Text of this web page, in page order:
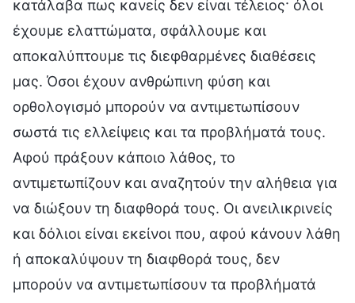
κατάλαβα πως κανείς δεν είναι τέλειος· όλοι
έχουμε ελαττώματα, σφάλλουμε και
αποκαλύπτουμε τις διεφθαρμένες διαθέσεις
μας. Όσοι έχουν ανθρώπινη φύση και
ορθολογισμό μπορούν να αντιμετωπίσουν
σωστά τις ελλείψεις και τα προβλήματά τους.
Αφού πράξουν κάποιο λάθος, το
αντιμετωπίζουν και αναζητούν την αλήθεια για
να διώξουν τη διαφθορά τους. Οι ανειλικρινείς
και δόλιοι είναι εκείνοι που, αφού κάνουν λάθη
ή αποκαλύψουν τη διαφθορά τους, δεν
μπορούν να αντιμετωπίσουν τα προβλήματά